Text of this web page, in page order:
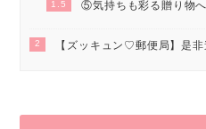
1.5 ⑤気持ちも彩る贈り物
2 【ズッキュン♡郵便局】是